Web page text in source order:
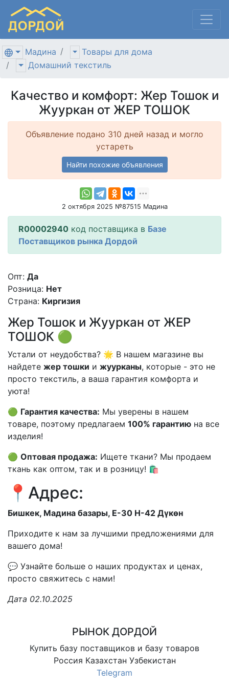
Мадина
Товары для дома
Домашний текстиль
Качество и комфорт: Жер Тошок и
Жууркан от ЖЕР ТОШОК
Объявление подано 310 дней назад и могло
устареть
Найти похожие объявления
2 октября 2025 №87515 Мадина
R00002940 код поставщика в Базе
Поставщиков рынка Дордой
Опт: Да
Розница: Нет
Страна: Киргизия
Жер Тошок и Жууркан от ЖЕР
ТОШОК 🟢
Устали от неудобства? 🌟 В нашем магазине вы
найдете жер тошки и жуурканы, которые - это не
просто текстиль, а ваша гарантия комфорта и
уюта!
🟢 Гарантия качества: Мы уверены в нашем
товаре, поэтому предлагаем 100% гарантию на все
изделия!
🟢 Оптовая продажа: Ищете ткани? Мы продаем
ткань как оптом, так и в розницу! 🛍️
📍Адрес:
Бишкек, Мадина базары, Е-30 Н-42 Дүкөн
Приходите к нам за лучшими предложениями для
вашего дома!
💬 Узнайте больше о наших продуктах и ценах,
просто свяжитесь с нами!
Дата 02.10.2025
РЫНОК ДОРДОЙ
Купить базу поставщиков и базу товаров
Россия Казахстан Узбекистан
Telegram